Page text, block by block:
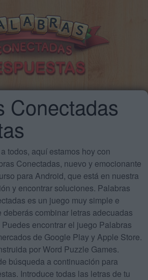
Conectadas
todos, aquí estamos hoy con
Conectadas, nuevo y emocionante
para Android, que está en nuestra
y encontrar soluciones. Palabras
es un juego muy simple e
deberás combinar letras adecuadas
encontrar el juego Palabras
de Google Play y Apple Store.
por Word Puzzle Games.
búsqueda a continuación para
Introduce todas las letras de tu